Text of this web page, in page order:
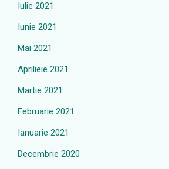
Iulie 2021
Iunie 2021
Mai 2021
Aprilieie 2021
Martie 2021
Februarie 2021
Ianuarie 2021
Decembrie 2020